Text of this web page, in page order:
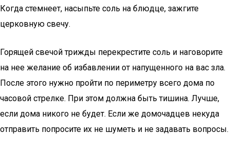
Когда стемнеет, насыпьте соль на блюдце, зажгите
церковную свечу.
Горящей свечой трижды перекрестите соль и наговорите
на нее желание об избавлении от напущенного на вас зла.
После этого нужно пройти по периметру всего дома по
часовой стрелке. При этом должна быть тишина. Лучше,
если дома никого не будет. Если же домочадцев некуда
отправить попросите их не шуметь и не задавать вопросы.